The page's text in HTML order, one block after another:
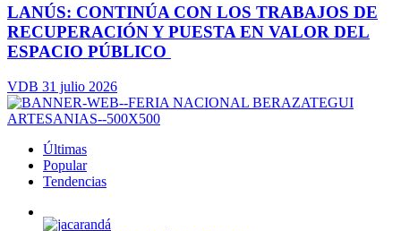
LANÚS: CONTINÚA CON LOS TRABAJOS DE
RECUPERACIÓN Y PUESTA EN VALOR DEL
ESPACIO PÚBLICO
VDB 31 julio 2026
Últimas
Popular
Tendencias